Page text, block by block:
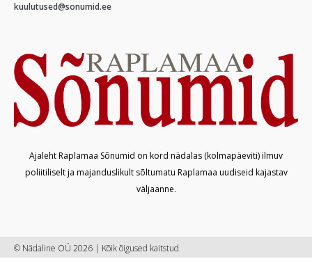
kuulutused@sonumid.ee
Ajaleht Raplamaa Sõnumid on kord nädalas (kolmapäeviti) ilmuv
poliitiliselt ja majanduslikult sõltumatu Raplamaa uudiseid kajastav
väljaanne.
© Nädaline OÜ 2026 | Kõik õigused kaitstud